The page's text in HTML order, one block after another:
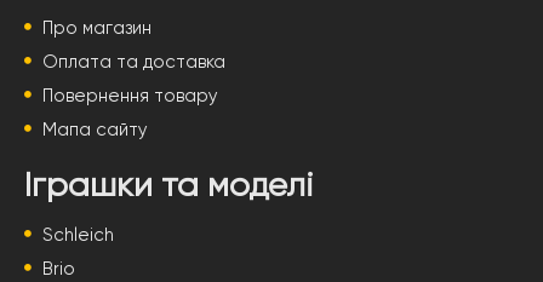
Про магазин
Оплата та доставка
Повернення товару
Мапа сайту
Іграшки та моделі
Schleich
Brio